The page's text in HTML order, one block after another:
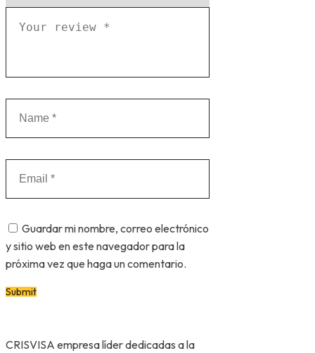
Guardar mi nombre, correo electrónico
y sitio web en este navegador para la
próxima vez que haga un comentario.
CRISVISA empresa líder dedicadas a la